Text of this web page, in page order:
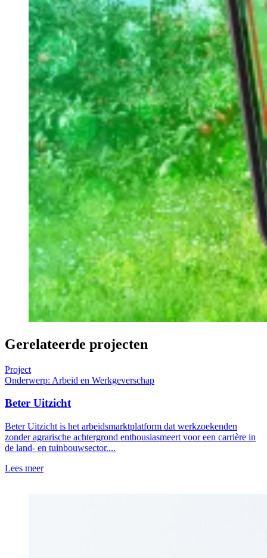
Gerelateerde projecten
Project
Onderwerp: Arbeid en Werkgeverschap
Beter Uitzicht
Beter Uitzicht is het arbeidsmarktplatform dat werkzoekenden
zonder agrarische achtergrond enthousiasmeert voor een carrière in
de land- en tuinbouwsector....
Lees meer